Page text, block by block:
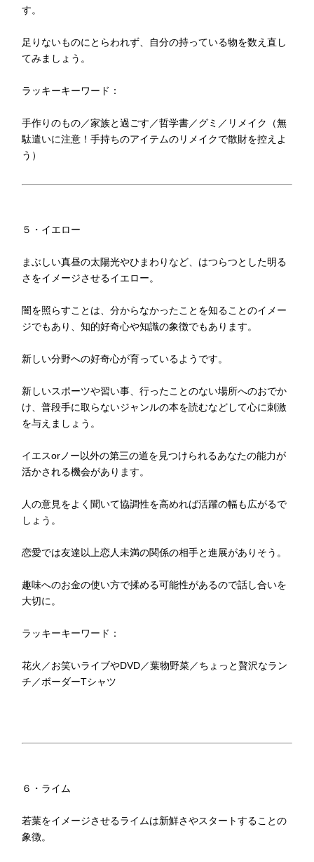
す。
足りないものにとらわれず、自分の持っている物を数え直し
てみましょう。
ラッキーキーワード：
手作りのもの／家族と過ごす／哲学書／グミ／リメイク（無
駄遣いに注意！手持ちのアイテムのリメイクで散財を控えよ
う）
５・イエロー
まぶしい真昼の太陽光やひまわりなど、はつらつとした明る
さをイメージさせるイエロー。
闇を照らすことは、分からなかったことを知ることのイメー
ジでもあり、知的好奇心や知識の象徴でもあります。
新しい分野への好奇心が育っているようです。
新しいスポーツや習い事、行ったことのない場所へのおでか
け、普段手に取らないジャンルの本を読むなどして心に刺激
を与えましょう。
イエスorノー以外の第三の道を見つけられるあなたの能力が
活かされる機会があります。
人の意見をよく聞いて協調性を高めれば活躍の幅も広がるで
しょう。
恋愛では友達以上恋人未満の関係の相手と進展がありそう。
趣味へのお金の使い方で揉める可能性があるので話し合いを
大切に。
ラッキーキーワード：
花火／お笑いライブやDVD／葉物野菜／ちょっと贅沢なラン
チ／ボーダーTシャツ
６・ライム
若葉をイメージさせるライムは新鮮さやスタートすることの
象徴。